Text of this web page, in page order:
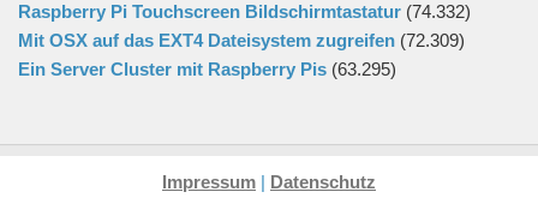
Raspberry Pi Touchscreen Bildschirmtastatur (74.332)
Mit OSX auf das EXT4 Dateisystem zugreifen (72.309)
Ein Server Cluster mit Raspberry Pis (63.295)
Impressum | Datenschutz